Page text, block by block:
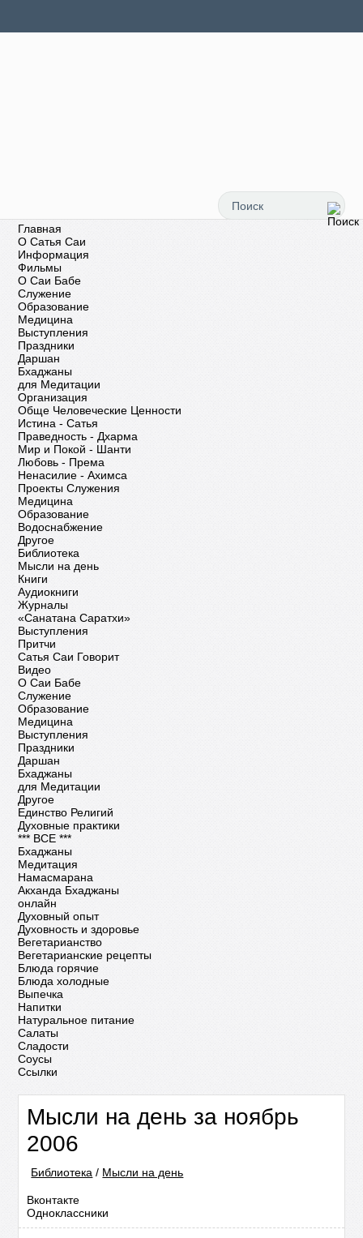
Главная
О Сатья Саи
Информация
Фильмы
О Саи Бабе
Служение
Образование
Медицина
Выступления
Праздники
Даршан
Бхаджаны
для Медитации
Организация
Обще Человеческие Ценности
Истина - Сатья
Праведность - Дхарма
Мир и Покой - Шанти
Любовь - Према
Ненасилие - Ахимса
Проекты Служения
Медицина
Образование
Водоснабжение
Другое
Библиотека
Мысли на день
Книги
Аудиокниги
Журналы
«Санатана Саратхи»
Выступления
Притчи
Сатья Саи Говорит
Видео
О Саи Бабе
Служение
Образование
Медицина
Выступления
Праздники
Даршан
Бхаджаны
для Медитации
Другое
Единство Религий
Духовные практики
*** ВСЕ ***
Бхаджаны
Медитация
Намасмарана
Акханда Бхаджаны
онлайн
Духовный опыт
Духовность и здоровье
Вегетарианство
Вегетарианские рецепты
Блюда горячие
Блюда холодные
Выпечка
Напитки
Натуральное питание
Салаты
Сладости
Соусы
Ссылки
Мысли на день за ноябрь
2006
Библиотека / Мысли на день
Вконтакте
Одноклассники